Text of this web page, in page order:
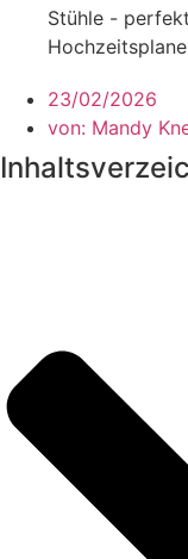
23/02/2026
von: Mandy